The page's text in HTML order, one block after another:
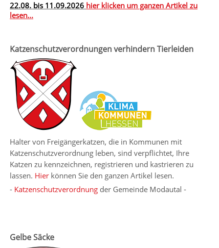
22.08. bis 11.09.2026 hier klicken um ganzen Artikel zu
lesen...
Katzenschutzverordnungen verhindern Tierleiden
Halter von Freigängerkatzen, die in Kommunen mit
Katzenschutzverordnung leben, sind verpflichtet, Ihre
Katzen zu kennzeichnen, registrieren und kastrieren zu
lassen. Hier können Sie den ganzen Artikel lesen.
- Katzenschutzverordnung der Gemeinde Modautal -
Gelbe Säcke